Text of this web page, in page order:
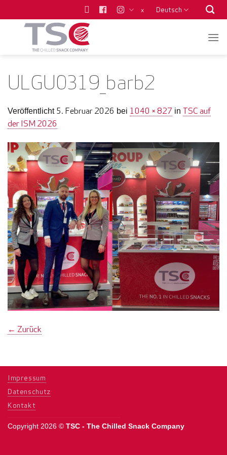
Inhalt
x Deutsch
ULGU0319_barb2
Veröffentlicht 5. Februar 2026 bei 1040 × 827 in TSC auf
der ISM 2026
← Zurück
Impressum
Datenschutz
Kontakt
Copyright 2026 © TSC - The Chilled Snack Company